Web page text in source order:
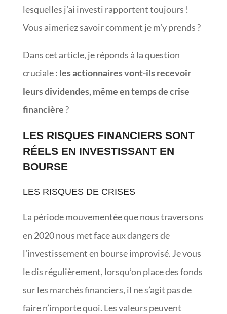
lesquelles j’ai investi rapportent toujours !
Vous aimeriez savoir comment je m’y prends ?
Dans cet article, je réponds à la question
cruciale : les actionnaires vont-ils recevoir
leurs dividendes, même en temps de crise
financière?
LES RISQUES FINANCIERS SONT
RÉELS EN INVESTISSANT EN
BOURSE
LES RISQUES DE CRISES
La période mouvementée que nous traversons
en 2020 nous met face aux dangers de
l’investissement en bourse improvisé. Je vous
le dis régulièrement, lorsqu’on place des fonds
sur les marchés financiers, il ne s’agit pas de
faire n’importe quoi. Les valeurs peuvent